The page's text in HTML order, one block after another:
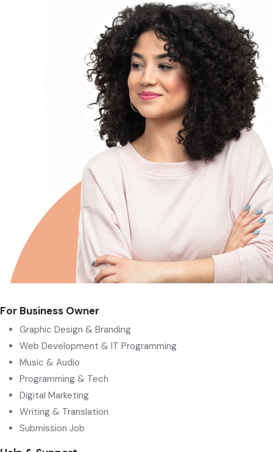
For Business Owner
Graphic Design & Branding
Web Development & IT Programming
Music & Audio
Programming & Tech
Digital Marketing
Writing & Translation
Submission Job